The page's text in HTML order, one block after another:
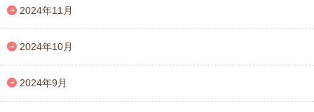
2024年11月
2024年10月
2024年9月